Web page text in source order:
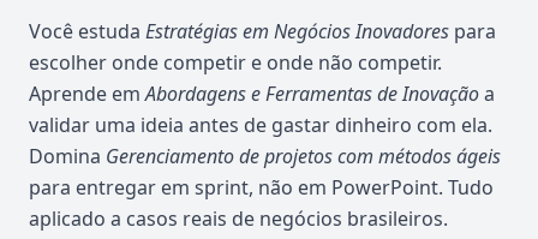
Você estuda Estratégias em Negócios Inovadores para
escolher onde competir e onde não competir.
Aprende emAbordagens e Ferramentas de Inovaçãoa
validar uma ideia antes de gastar dinheiro com ela.
Domina Gerenciamento de projetos com métodos ágeis
para entregar em sprint, não em PowerPoint. Tudo
aplicado a casos reais de negócios brasileiros.